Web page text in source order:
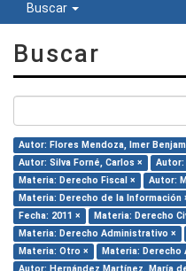
Buscar
Buscar
Autor: Flores Mendoza, Imer
Autor: Silva Forné, Carlos ×
Autor:
Materia: Derecho Fiscal ×
Autor:
Materia: Derecho de la Información
Fecha: 2011 ×
Materia: Derecho
Materia: Derecho Administrativo ×
Materia: Otro ×
Materia: Derecho